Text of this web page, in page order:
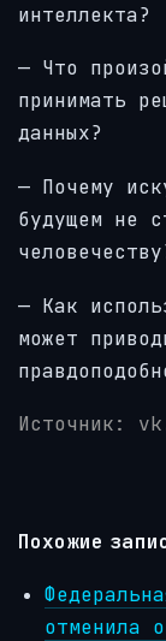
интеллекта?
— Что
принимать
данных?
— Почему
будущем не
— Как
может
Источник:
Похожие
отменила